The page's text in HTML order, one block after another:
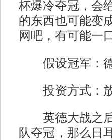
杯爆冷夺冠，会
的东西也可能变
网吧，有可能一
假设冠军：
投资方式：
英德大战之后
队夺冠，那么日